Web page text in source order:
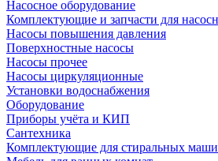
Насосное оборудование
Комплектующие и запчасти для
Насосы повышения давления
Поверхностные насосы
Насосы прочее
Насосы циркуляционные
Установки водоснабжения
Оборудование
Приборы учёта и КИП
Сантехника
Комплектующие для стиральных